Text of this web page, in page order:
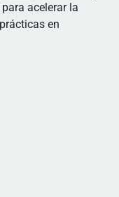
acelerar la
en